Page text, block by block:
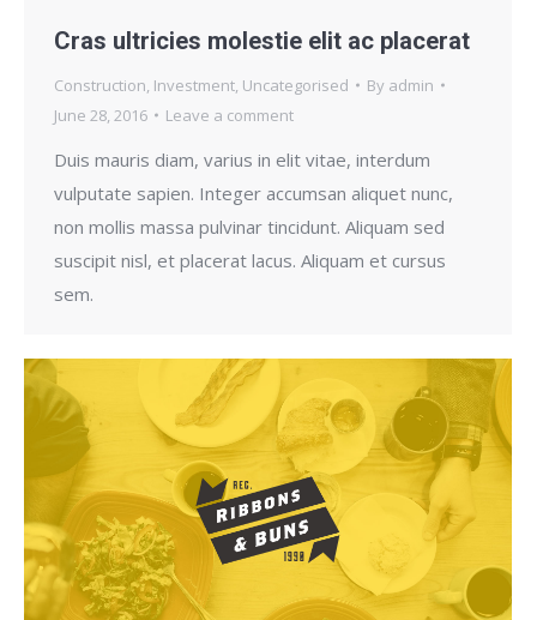
Cras ultricies molestie elit ac placerat
Construction, Investment, Uncategorised By admin
June 28, 2016
Leave a comment
Duis mauris diam, varius in elit vitae, interdum
vulputate sapien. Integer accumsan aliquet nunc,
non mollis massa pulvinar tincidunt. Aliquam sed
suscipit nisl, et placerat lacus. Aliquam et cursus
sem.